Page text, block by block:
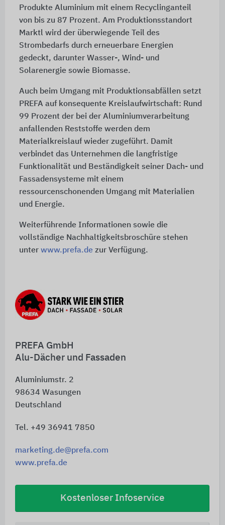
PREFA GmbH
Alu-Dächer und Fassaden
Aluminiumstr. 2
98634 Wasungen
Deutschland
Tel. +49 36941 7850
marketing.de@prefa.com
www.prefa.de
Kostenloser Infoservice
Produkte Aluminium mit einem Recyclinganteil
von bis zu 87 Prozent. Am Produktionsstandort
Marktl wird der überwiegende Teil des
Strombedarfs durch erneuerbare Energien
gedeckt, darunter Wasser-, Wind- und
Solarenergie sowie Biomasse.
Auch beim Umgang mit Produktionsabfällen setzt
PREFA auf konsequente Kreislaufwirtschaft: Rund
99 Prozent der bei der Aluminiumverarbeitung
anfallenden Reststoffe werden dem
Materialkreislauf wieder zugeführt. Damit
verbindet das Unternehmen die langfristige
Funktionalität und Beständigkeit seiner Dach- und
Fassadensysteme mit einem
ressourcenschonenden Umgang mit Materialien
und Energie.
Weiterführende Informationen sowie die
vollständige Nachhaltigkeitsbroschüre stehen
unter www.prefa.dezur Verfügung.